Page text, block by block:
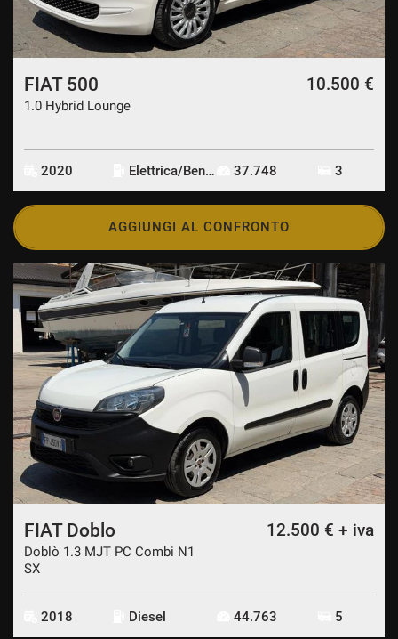
FIAT 500
1.0 Hybrid Lounge
10.500 €
2020 Elettrica/Benzina 37.748 3
AGGIUNGI AL CONFRONTO
FIAT Doblo
Doblò 1.3 MJT PC Combi N1
SX
12.500 € + iva
2018 Diesel 44.763 5